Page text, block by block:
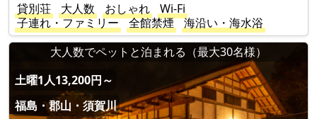
貸別荘
大人数 おしゃれ
Wi-Fi
子連れ・ファミリー
全館禁煙
海沿い・海水浴
大人数でペットと泊まれる（最大30名様）
土曜1人13,200円～
福島・郡山・須賀川